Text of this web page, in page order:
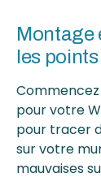
Montage
les
pour votre
pour tracer
sur votre
mauvaises